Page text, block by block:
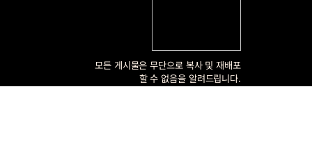
모든 게시물은 무단으로 복사 및 재배포
할 수 없음을 알려드립니다.